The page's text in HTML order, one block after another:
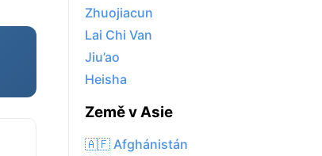
Zhuojiacun
Lai Chi Van
Jiu’ao
Heisha
Země v Asie
🇦🇫 Afghánistán